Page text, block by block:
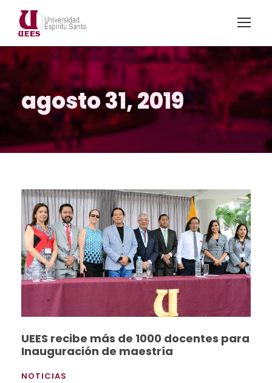
agosto 31, 2019
UEES recibe más de 1000 docentes para
Inauguración de maestría
NOTICIAS